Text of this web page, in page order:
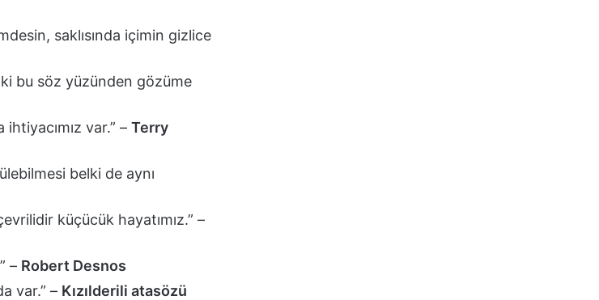
saklısında içimin gizlice
bu söz yüzünden gözüme
var.” – Terry
belki de aynı
küçücük hayatımız.” –
– Robert Desnos
var.” – Kızılderili atasözü